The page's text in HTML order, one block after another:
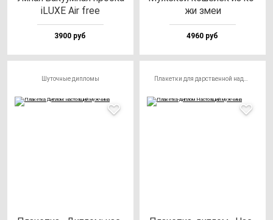
iLUXE Air free
3900 руб
жи змеи
4960 руб
Шуточные дипломы